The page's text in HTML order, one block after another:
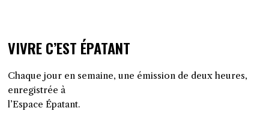
VIVRE C’EST ÉPATANT
Chaque jour en semaine, une émission de deux heures,
enregistrée à
l’Espace Épatant.